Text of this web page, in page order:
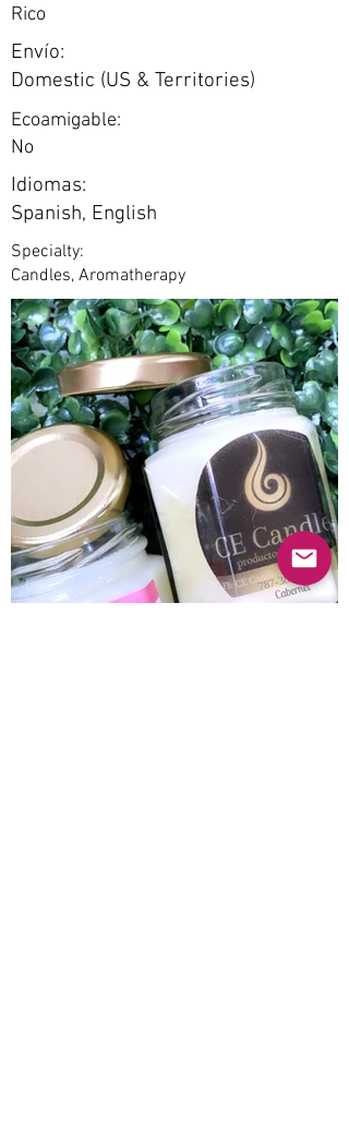
Rico
Envío:
Domestic (US & Territories)
Ecoamigable:
No
Idiomas:
Spanish, English
Specialty:
Candles, Aromatherapy